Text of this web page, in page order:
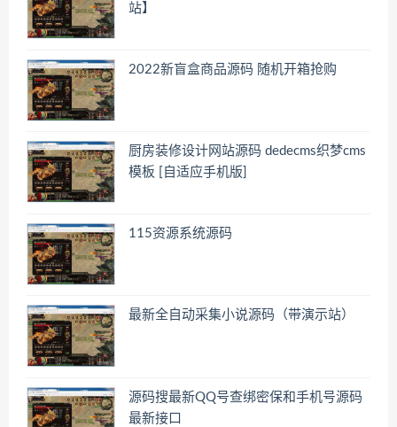
站】
2022新盲盒商品源码 随机开箱抢购
厨房装修设计网站源码 dedecms织梦cms
模板 [自适应手机版]
115资源系统源码
最新全自动采集小说源码（带演示站）
源码搜最新QQ号查绑密保和手机号源码
最新接口